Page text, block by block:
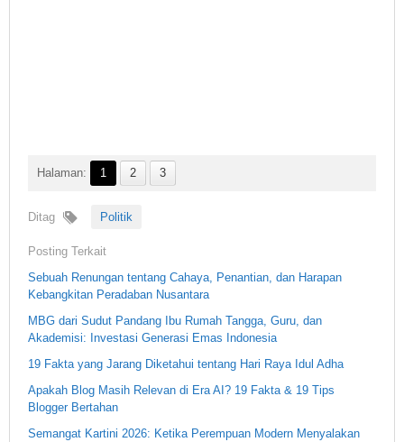
Halaman: 1 2 3
Ditag Politik
Posting Terkait
Sebuah Renungan tentang Cahaya, Penantian, dan Harapan
Kebangkitan Peradaban Nusantara
MBG dari Sudut Pandang Ibu Rumah Tangga, Guru, dan
Akademisi: Investasi Generasi Emas Indonesia
19 Fakta yang Jarang Diketahui tentang Hari Raya Idul Adha
Apakah Blog Masih Relevan di Era AI? 19 Fakta & 19 Tips
Blogger Bertahan
Semangat Kartini 2026: Ketika Perempuan Modern Menyalakan